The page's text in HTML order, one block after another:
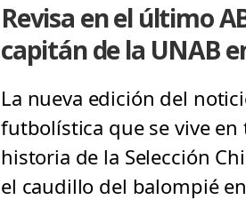
Revisa en el último
capitán de la UNAB
La nueva edición del
futbolística que se vive
historia de la Selección
el caudillo del balompié